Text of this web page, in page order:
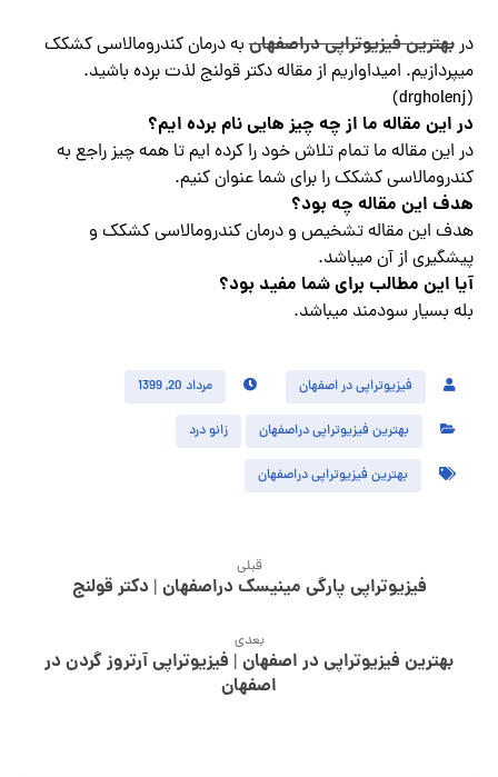
دربهترین فیزیوتراپی دراصفهانبه درمان کندرومالاسی کشکک
میپردازیم. امیداواریم از مقاله دکتر قولنج لذت برده باشید.
(drgholenj)
در این مقاله ما از چه چیز هایی نام برده ایم؟
در این مقاله ما تمام تلاش خود را کرده ایم تا همه چیز راجع به
کندرومالاسی کشکک را برای شما عنوان کنیم.
هدف این مقاله چه بود؟
هدف این مقاله تشخیص و درمان کندرومالاسی کشکک و
پیشگیری از آن میباشد.
آیا این مطالب برای شما مفید بود؟
بله بسیار سودمند میباشد.
فیزیوتراپی در اصفهان مرداد 20, 1399
بهترین فیزیوتراپی دراصفهان زانو درد
بهترین فیزیوتراپی دراصفهان
قبلی
فیزیوتراپی پارگی مینیسک دراصفهان | دکتر قولنج
بعدی
بهترین فیزیوتراپی در اصفهان | فیزیوتراپی آرتروز گردن در
اصفهان